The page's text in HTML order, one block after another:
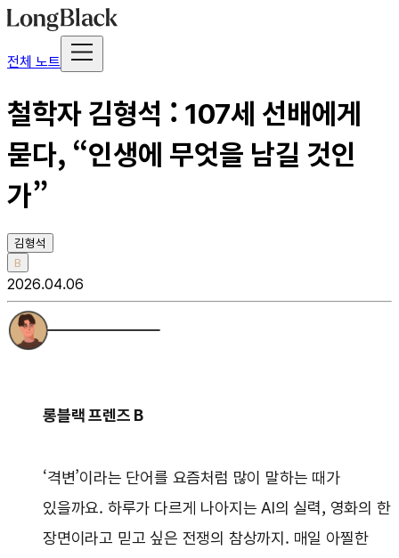
전체 노트
철학자 김형석 : 107세 선배에게
묻다, “인생에 무엇을 남길 것인
가”
김형석
B
2026.04.06
롱블랙 프렌즈 B
‘격변’이라는 단어를 요즘처럼 많이 말하는 때가
있을까요. 하루가 다르게 나아지는 AI의 실력, 영화의 한
장면이라고 믿고 싶은 전쟁의 참상까지. 매일 아찔한